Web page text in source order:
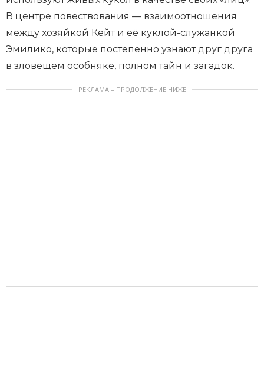
В центре повествования — взаимоотношения
между хозяйкой Кейт и её куклой-служанкой
Эмилико, которые постепенно узнают друг друга
в зловещем особняке, полном тайн и загадок.
РЕКЛАМА – ПРОДОЛЖЕНИЕ НИЖЕ